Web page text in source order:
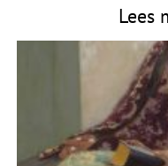
Lees